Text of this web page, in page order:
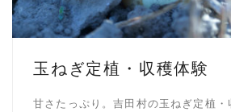
玉ねぎ定植・収穫体験
甘さたっぷり。吉田村の玉ねぎ定植・